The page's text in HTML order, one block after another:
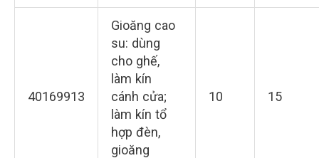
40169913
Gioăng cao
su: dùng
cho ghế,
làm kín
cánh cửa;
làm kín tổ
hợp đèn,
gioăng
10 15